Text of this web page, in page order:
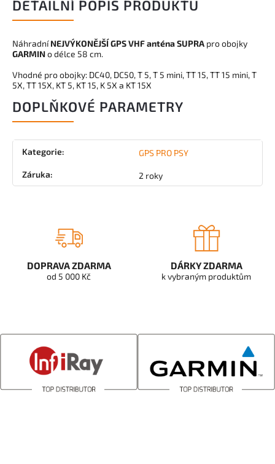
DETAILNÍ POPIS PRODUKTU
NáhradníNEJVÝKONĚJŠÍ GPS VHF anténa SUPRA pro obojky
GARMINo délce 58 cm.
Vhodné pro obojky: DC40, DC50, T 5, T 5 mini, TT 15, TT 15 mini, T
5X, TT 15X, KT 5, KT 15, K 5X a KT 15X
DOPLŇKOVÉ PARAMETRY
Kategorie: GPS PRO PSY
Záruka: 2 roky
DOPRAVA ZDARMA
od 5 000 Kč
DÁRKY ZDARMA
k vybraným produktům